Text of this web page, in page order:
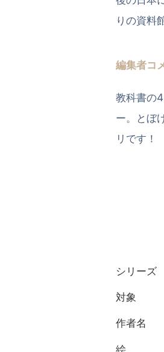
りの資料
編集者コ
教科書の
ー。とぼ
リです！
シリーズ
対象
作者名
絵